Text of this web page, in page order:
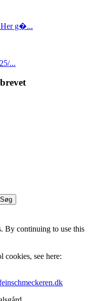
Her g�...
...
By continuing to use this
see here: